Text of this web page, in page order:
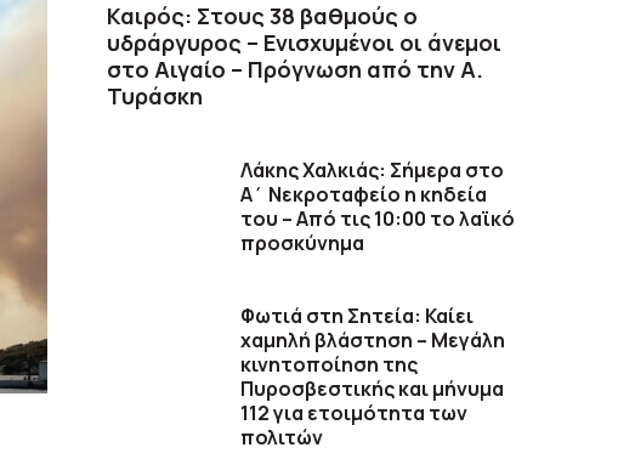
Καιρός: Στους 38 βαθμούς ο
υδράργυρος – Ενισχυμένοι οι άνεμοι
στο Αιγαίο – Πρόγνωση από την Α.
Τυράσκη
Λάκης Χαλκιάς: Σήμερα στο
Α΄ Νεκροταφείο η κηδεία
του – Από τις 10:00 το λαϊκό
προσκύνημα
Φωτιά στη Σητεία: Καίει
χαμηλή βλάστηση – Μεγάλη
κινητοποίηση της
Πυροσβεστικής και μήνυμα
112 για ετοιμότητα των
πολιτών